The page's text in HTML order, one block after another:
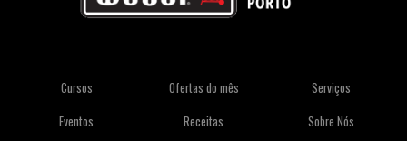
Cursos
Eventos
Ofertas do mês
Receitas
Serviços
Sobre Nós